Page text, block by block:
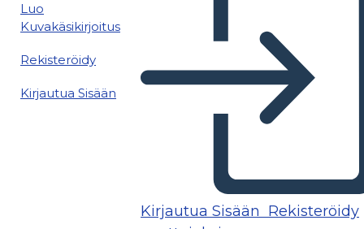
Luo
Kuvakäsikirjoitus
Rekisteröidy
Kirjautua Sisään
Kirjautua Sisään Rekisteröidy